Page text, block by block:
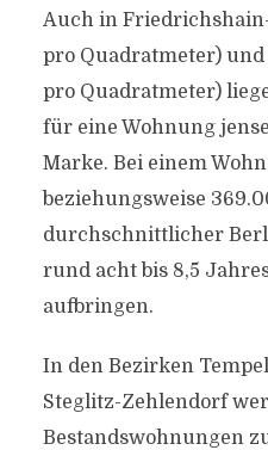
Auch in
pro Quadratmeter) und
pro Quadratmeter)
für eine Wohnung
Marke. Bei einem
beziehungsweise
durchschnittlicher
rund acht bis 8,5
aufbringen.
In den Bezirken
Steglitz-Zehlendorf
Bestandswohnungen